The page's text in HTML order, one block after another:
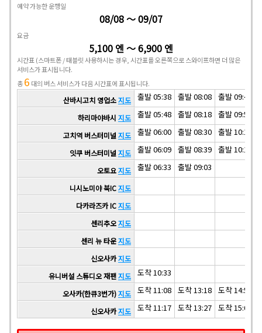
예약 가능한 운행일
08/08 ～ 09/07
요금
5,100 엔 ～ 6,900 엔
시간표 (스마트폰 / 태블릿 사용하시는 경우, 시간표를 오른쪽으로 스와이프하면 더 많은
서비스가 표시됩니다.
총6 대의 버스 서비스가 다음 시간표에 표시됩니다.
산바시고치 영업소지도 출발 05:38 출발 08:08 출발 09:48
하리마야바시 지도 출발 05:48 출발 08:18 출발 09:58
고치역 버스터미널 지도 출발 06:00 출발 08:30 출발 10:10
잇쿠 버스터미널 지도 출발 06:09 출발 08:39 출발 10:19
오토요지도 출발 06:33 출발 09:03
니시노미야 북IC지도
다카라즈카 IC지도
센리추오지도
센리 뉴 타운지도
신오사카지도
유니버설 스튜디오 재팬지도 도착 10:33
오사카(한큐3번가)지도 도착 11:08 도착 13:18 도착 14:58
신오사카지도 도착 11:17 도착 13:27 도착 15:07